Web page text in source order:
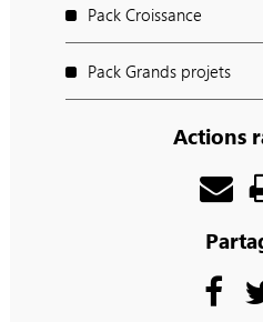
Pack Croissance
Pack Grands projets
Actions